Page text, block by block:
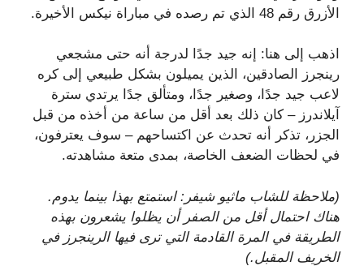
الأزرق رقم 48 الذي تم رصده في مباراة نيكس الأخيرة.
اذهب إلى هنا: إنه جيد جدًا لدرجة أنه حتى مشجعي
رينجرز الصادقين، الذين يميلون بشكل طبيعي إلى كره
لاعب جيد جدًا، وصغير جدًا، ومتألق جدًا يرتدي سترة
آيلاندرز – كان ذلك بعد أقل من ساعة من أخذه من قبل
الجزر، تذكر أنه تحدث عن اكتساحهم – سوف يعترفون،
في لحظات الضعف الخاصة، بمدى متعة مشاهدته.
(ملاحظة للشاب ماثيو شيفر: استمتع بهذا بينما يدوم.
هناك احتمال أقل من الصفر أن يظلوا يشعرون بهذه
الطريقة في المرة القادمة التي ترى فيها الرينجرز في
الخريف المقبل.)